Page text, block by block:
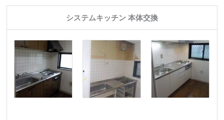
システムキッチン 本体交換